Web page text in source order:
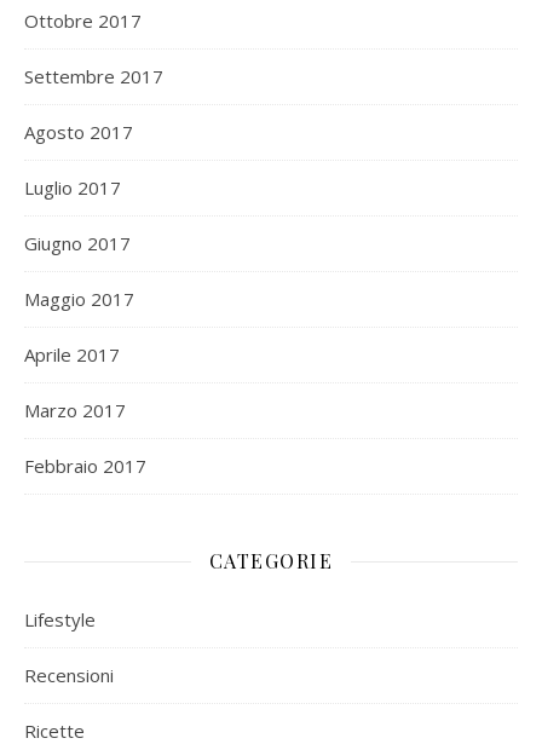
Ottobre 2017
Settembre 2017
Agosto 2017
Luglio 2017
Giugno 2017
Maggio 2017
Aprile 2017
Marzo 2017
Febbraio 2017
CATEGORIE
Lifestyle
Recensioni
Ricette